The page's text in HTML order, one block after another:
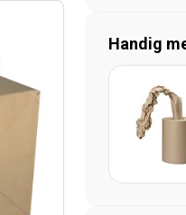
Handig